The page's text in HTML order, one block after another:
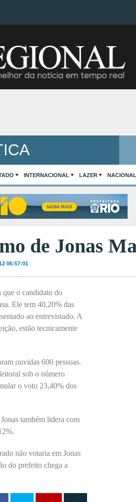
INTERNACIONAL LAZER NACIONAL
de Jonas
06:57:01
que o candidato do
Ele tem 40,20% das
ao entrevistado. A
estão tecnicamente
ouvidas 600 pessoas.
sob o número
o voto 23,40% dos
também lidera com
não votaria em Jonas
do prefeito chega a